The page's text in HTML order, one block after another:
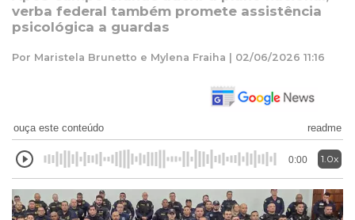
verba federal também promete assistência
psicológica a guardas
Por Maristela Brunetto e Mylena Fraiha | 02/06/2026 11:16
ouça este conteúdo readme
0:00 1.0x